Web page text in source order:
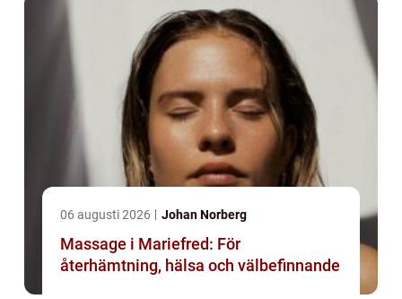
06 augusti 2026 Johan Norberg
Massage i Mariefred: För
återhämtning, hälsa och välbefinnande